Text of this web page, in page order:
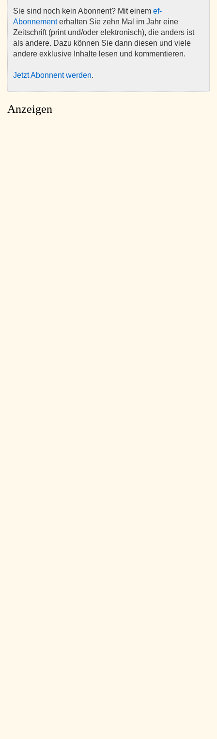
Sie sind noch kein Abonnent? Mit einem ef-
Abonnementerhalten Sie zehn Mal im Jahr eine
Zeitschrift (print und/oder elektronisch), die anders ist
als andere. Dazu können Sie dann diesen und viele
andere exklusive Inhalte lesen und kommentieren.
Jetzt Abonnent werden.
Anzeigen